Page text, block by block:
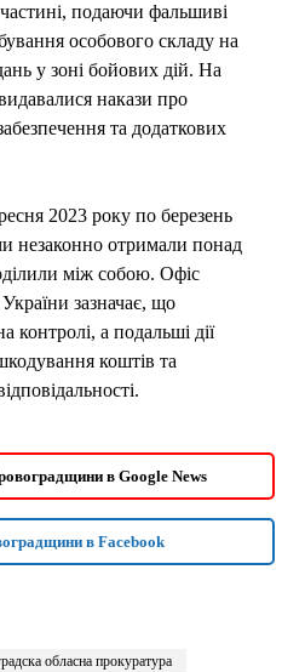
частині, подаючи фальшиві
особового складу на
у зоні бойових дій. На
накази про
та додаткових
2023 року по березень
незаконно отримали понад
між собою. Офіс
зазначає, що
контролі, а подальші дії
коштів та
в Google News
в Facebook
обласна прокуратура